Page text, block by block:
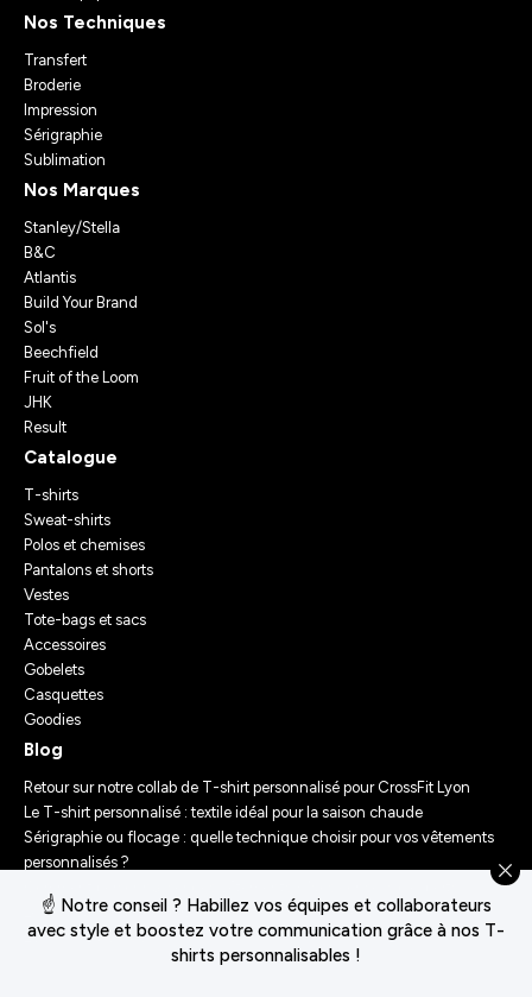
☝️ Notre conseil ? Habillez vos équipes et collaborateurs
avec style et boostez votre communication grâce à nos T-
shirts personnalisables !
Nos Techniques
Transfert
Broderie
Impression
Sérigraphie
Sublimation
Nos Marques
Stanley/Stella
B&C
Atlantis
Build Your Brand
Sol's
Beechfield
Fruit of the Loom
JHK
Result
Catalogue
T-shirts
Sweat-shirts
Polos et chemises
Pantalons et shorts
Vestes
Tote-bags et sacs
Accessoires
Gobelets
Casquettes
Goodies
Blog
Retour sur notre collab de T-shirt personnalisé pour CrossFit Lyon
Le T-shirt personnalisé : textile idéal pour la saison chaude
Sérigraphie ou flocage : quelle technique choisir pour vos vêtements
personnalisés ?
Le Festival Chasseur d’Orage : Un Merch Sur-Mesure pour un
Événement Unique